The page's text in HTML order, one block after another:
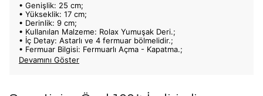
• Genişlik: 25 cm;
• Yükseklik: 17 cm;
• Derinlik: 9 cm;
• Kullanılan Malzeme: Rolax Yumuşak Deri.;
• İç Detay: Astarlı ve 4 fermuar bölmelidir.;
• Fermuar Bilgisi: Fermuarlı Açma - Kapatma.;
Devamını Göster